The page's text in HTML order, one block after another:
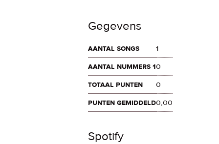
Gegevens
aantal songs
1
aantal nummers 10
totaal punten
0
punten gemiddeld0,00
Spotify